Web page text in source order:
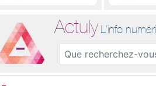
Actuly L'info